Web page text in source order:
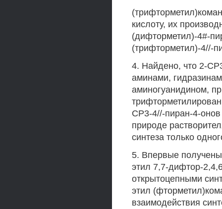
кислоту, их
(дифторметил)-4#-
(трифторметил)-4//-
4. Найдено, что 2-
аминами,
аминогуанидином,
СР3-4//-пиран-4-онов
природе
синтеза только
5. Впервые получены
этил 7,7-дифтор-
открытоцепными
этил
взаимодействия